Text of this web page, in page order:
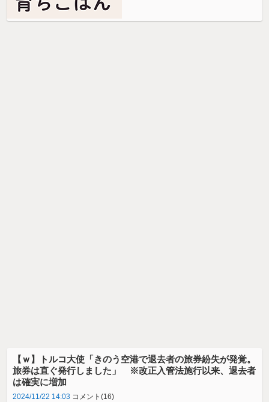
【ｗ】トルコ大使「きのう空港で退去者の旅券紛失が発覚。
旅券は直ぐ発行しました」 ※改正入管法施行以来、退去者
は確実に増加
2024/11/22 14:03 コメント(16)